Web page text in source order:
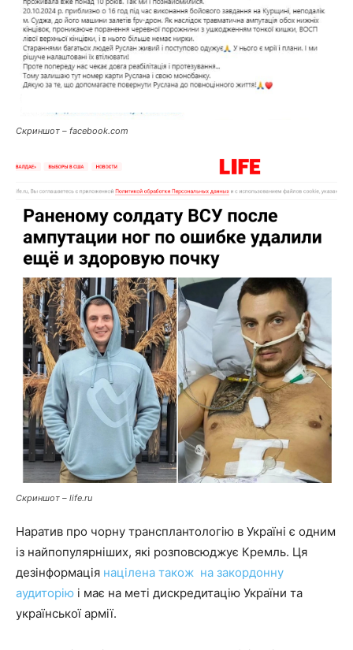
Скриншот – facebook.com
Скриншот – life.ru
Наратив про чорну трансплантологію в Україні є одним
із найпопулярніших, які розповсюджує Кремль. Ця
дезінформація націлена також на закордонну
аудиторію і має на меті дискредитацію України та
української армії.